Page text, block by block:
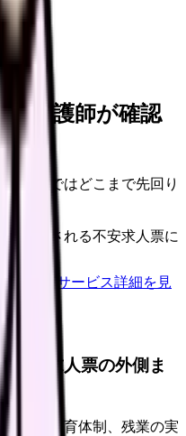
、看護師が確認
人票ではどこまで先回り
に離脱される不安求人票に
頼
サービス詳細を見
か、求人票の外側ま
率、教育体制、残業の実